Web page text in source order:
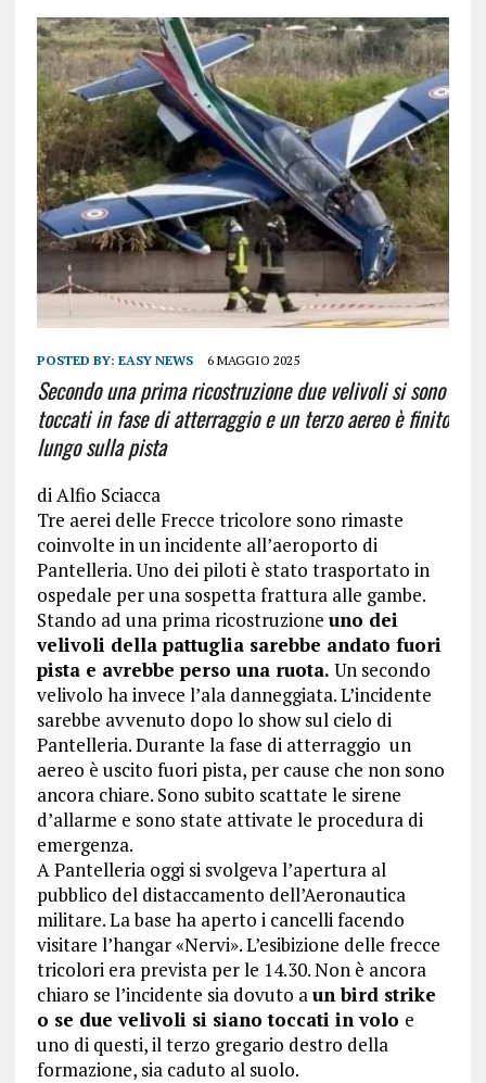
POSTED BY: EASY NEWS 6 MAGGIO 2025
Secondo una prima ricostruzione due velivoli si sono
toccati in fase di atterraggio e un terzo aereo è finito
lungo sulla pista
di Alfio Sciacca
Tre aerei delle Frecce tricolore sono rimaste
coinvolte in un incidente all’aeroporto di
Pantelleria. Uno dei piloti è stato trasportato in
ospedale per una sospetta frattura alle gambe.
Stando ad una prima ricostruzione uno dei
velivoli della pattuglia sarebbe andato fuori
pista e avrebbe perso una ruota. Un secondo
velivolo ha invece l’ala danneggiata. L’incidente
sarebbe avvenuto dopo lo show sul cielo di
Pantelleria. Durante la fase di atterraggio un
aereo è uscito fuori pista, per cause che non sono
ancora chiare. Sono subito scattate le sirene
d’allarme e sono state attivate le procedura di
emergenza.
A Pantelleria oggi si svolgeva l’apertura al
pubblico del distaccamento dell’Aeronautica
militare. La base ha aperto i cancelli facendo
visitare l’hangar «Nervi». L’esibizione delle frecce
tricolori era prevista per le 14.30. Non è ancora
chiaro se l’incidente sia dovuto a un bird strike
o se due velivoli si siano toccati in volo e
uno di questi, il terzo gregario destro della
formazione, sia caduto al suolo.